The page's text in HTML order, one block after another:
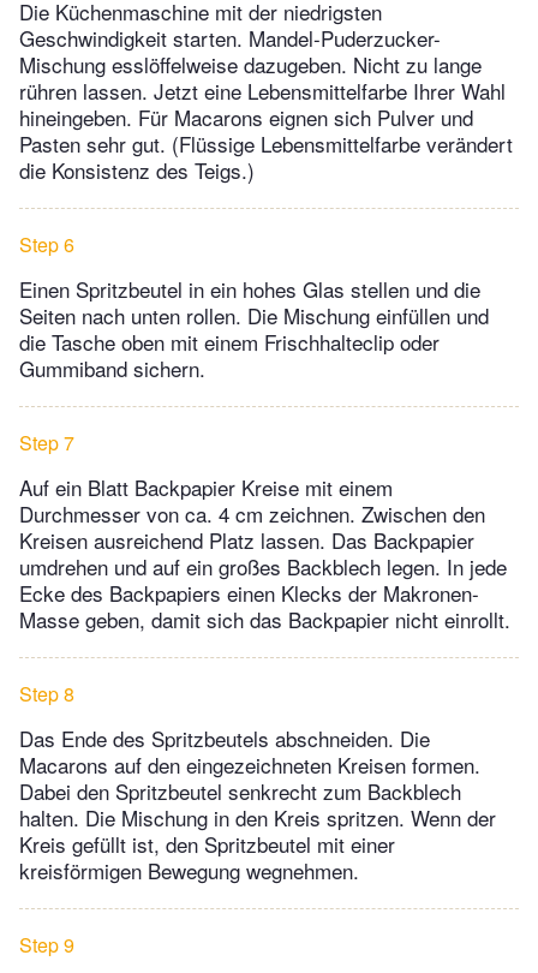
Die Küchenmaschine mit der niedrigsten
Geschwindigkeit starten. Mandel-Puderzucker-
Mischung esslöffelweise dazugeben. Nicht zu lange
rühren lassen. Jetzt eine Lebensmittelfarbe Ihrer Wahl
hineingeben. Für Macarons eignen sich Pulver und
Pasten sehr gut. (Flüssige Lebensmittelfarbe verändert
die Konsistenz des Teigs.)
Step 6
Einen Spritzbeutel in ein hohes Glas stellen und die
Seiten nach unten rollen. Die Mischung einfüllen und
die Tasche oben mit einem Frischhalteclip oder
Gummiband sichern.
Step 7
Auf ein Blatt Backpapier Kreise mit einem
Durchmesser von ca. 4 cm zeichnen. Zwischen den
Kreisen ausreichend Platz lassen. Das Backpapier
umdrehen und auf ein großes Backblech legen. In jede
Ecke des Backpapiers einen Klecks der Makronen-
Masse geben, damit sich das Backpapier nicht einrollt.
Step 8
Das Ende des Spritzbeutels abschneiden. Die
Macarons auf den eingezeichneten Kreisen formen.
Dabei den Spritzbeutel senkrecht zum Backblech
halten. Die Mischung in den Kreis spritzen. Wenn der
Kreis gefüllt ist, den Spritzbeutel mit einer
kreisförmigen Bewegung wegnehmen.
Step 9